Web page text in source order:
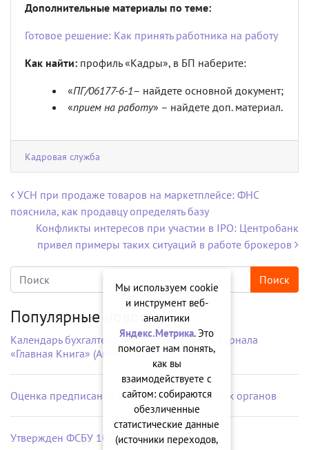
Дополнительные материалы по теме:
Готовое решение: Как принять работника на работу
Как найти: профиль «Кадры», в БП наберите:
«ПГ/06177-6-1– найдете основной документ;
«прием на работу» – найдете доп. материал.
Кадровая служба
Навигация по записям
УСН при продаже товаров на маркетплейсе: ФНС
пояснила, как продавцу определять базу
Конфликты интересов при участии в IPO: Центробанк
привел примеры таких ситуаций в работе брокеров
Популярные новости
Календарь бухгалтера на рабочий стол от журнала
«Главная Книга» (Август 2026 г.)
Оценка предписаний контрольно-надзорных органов
Утвержден ФСБУ 10/2026 «Расходы»
Мы используем cookie
и инструмент веб-
аналитики
Яндекс.Метрика. Это
помогает нам понять,
как вы
взаимодействуете с
сайтом: собираются
обезличенные
статистические данные
(источники переходов,